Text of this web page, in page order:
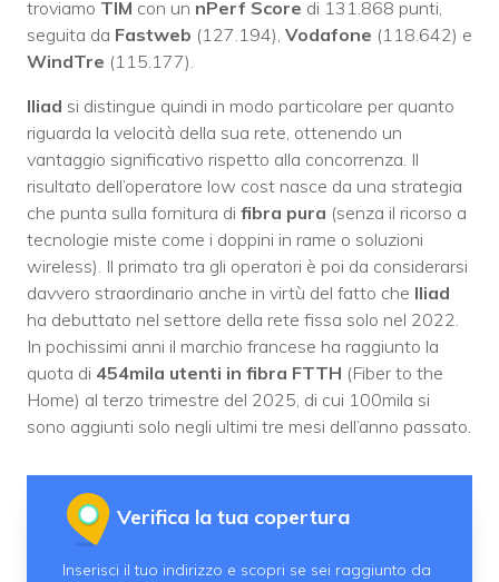
troviamo TIM con un nPerf Score di 131.868 punti,
seguita da Fastweb (127.194), Vodafone (118.642) e
WindTre (115.177).
Iliad si distingue quindi in modo particolare per quanto
riguarda la velocità della sua rete, ottenendo un
vantaggio significativo rispetto alla concorrenza. Il
risultato dell’operatore low cost nasce da una strategia
che punta sulla fornitura di fibra pura (senza il ricorso a
tecnologie miste come i doppini in rame o soluzioni
wireless). Il primato tra gli operatori è poi da considerarsi
davvero straordinario anche in virtù del fatto che Iliad
ha debuttato nel settore della rete fissa solo nel 2022.
In pochissimi anni il marchio francese ha raggiunto la
quota di 454mila utenti in fibra FTTH (Fiber to the
Home) al terzo trimestre del 2025, di cui 100mila si
sono aggiunti solo negli ultimi tre mesi dell’anno passato.
Verifica la tua copertura
Inserisci il tuo indirizzo e scopri se sei raggiunto da